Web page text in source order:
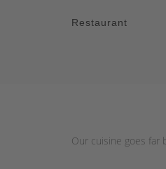
Restaurant
Our cuisine goes far